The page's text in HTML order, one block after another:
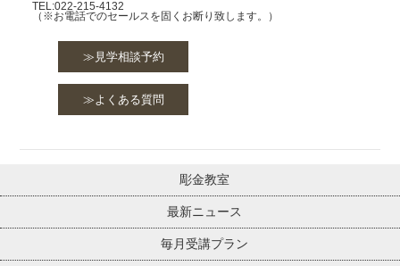
TEL:022-215-4132
（※お電話でのセールスを固くお断り致します。）
≫見学相談予約
≫よくある質問
彫金教室
最新ニュース
毎月受講プラン